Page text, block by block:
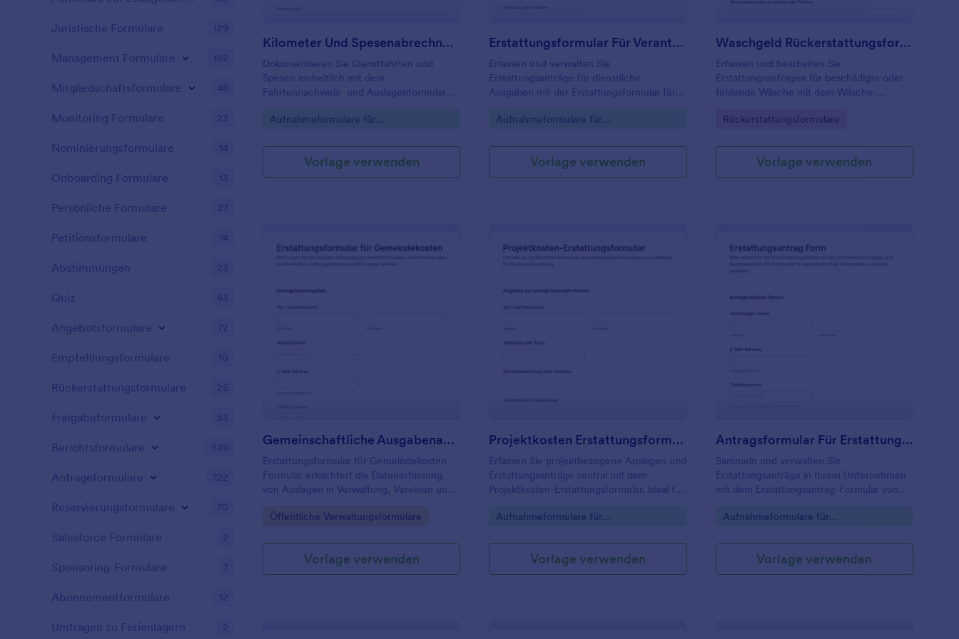
Kilometer Und Spesenabrechnungsformular
Dokumentieren Sie Dienstfahrten und
Spesen einheitlich mit dem
Fahrtennachweis- und Auslagenformular
Außendienst, Verwaltung und kleine
Go to Category:
Aufnahmeformulare für
Vorlage verwenden
Erstattungsformular Für Verantwortungsvolle Ausgaben
Erfassen und verwalten Sie
Erstattungsanträge für dienstliche
Ausgaben mit der Erstattungsformular für
Jotform, ideal für Buchhaltung und
Datenaufnahme.
Go to Category:
Aufnahmeformulare für
Vorlage verwenden
Waschgeld Rückerstattungsformular
Erfassen und bearbeiten Sie
Erstattungsanfragen für beschädigte oder
fehlende Wäsche mit dem Wäsche-
Wäschereien, Reinigungen, Hotels und
Go to Category:
Rückerstattungsformulare
Vorlage verwenden
Gemeinschaftliche Ausgabenabrechnungsformular
Erstattungsformular für Gemeindekosten
Formular erleichtert die Datenerfassung
von Auslagen in Verwaltung, Vereinen und
schneller geprüft und nachvollziehbar
Go to Category:
Öffentliche Verwaltungsformulare
Vorlage verwenden
Projektkosten Erstattungsformular
Erfassen Sie projektbezogene Auslagen und
Erstattungsanträge zentral mit dem
Projektkosten-Erstattungsformular, ideal für
Belegverwaltung und jede Formularantwort
möchten.
Go to Category:
Aufnahmeformulare für
Vorlage verwenden
Antragsformular Für Erstattungen
Sammeln und verwalten Sie
Erstattungsanträge in Ihrem Unternehmen
mit dem Erstattungsantrag-Formular von
Weiterleitung zur Genehmigung und
Bearbeitung.
Go to Category:
Aufnahmeformulare für
Vorlage verwenden
Juristische Formulare 129
Management Formulare 162
Mitgliedschaftsformulare 48
Monitoring Formulare 23
Nominierungsformulare 14
Onboarding Formulare 13
Persönliche Formulare 27
Petitionsformulare 74
Abstimmungen 23
Quiz 63
Angebotsformulare 72
Empfehlungsformulare 10
Rückerstattungsformulare 25
Freigabeformulare 53
Berichtsformulare 549
Anfrageformulare 722
Reservierungsformulare 70
Salesforce Formulare 2
Sponsoring-Formulare 7
Abonnementformulare 12
Umfragen zu Ferienlagern 2